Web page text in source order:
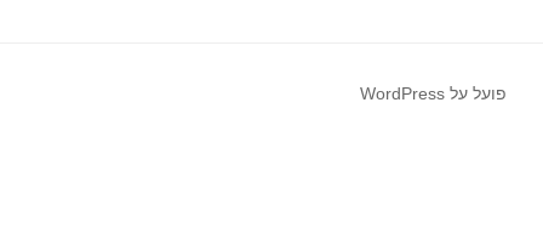
פועל על WordPress